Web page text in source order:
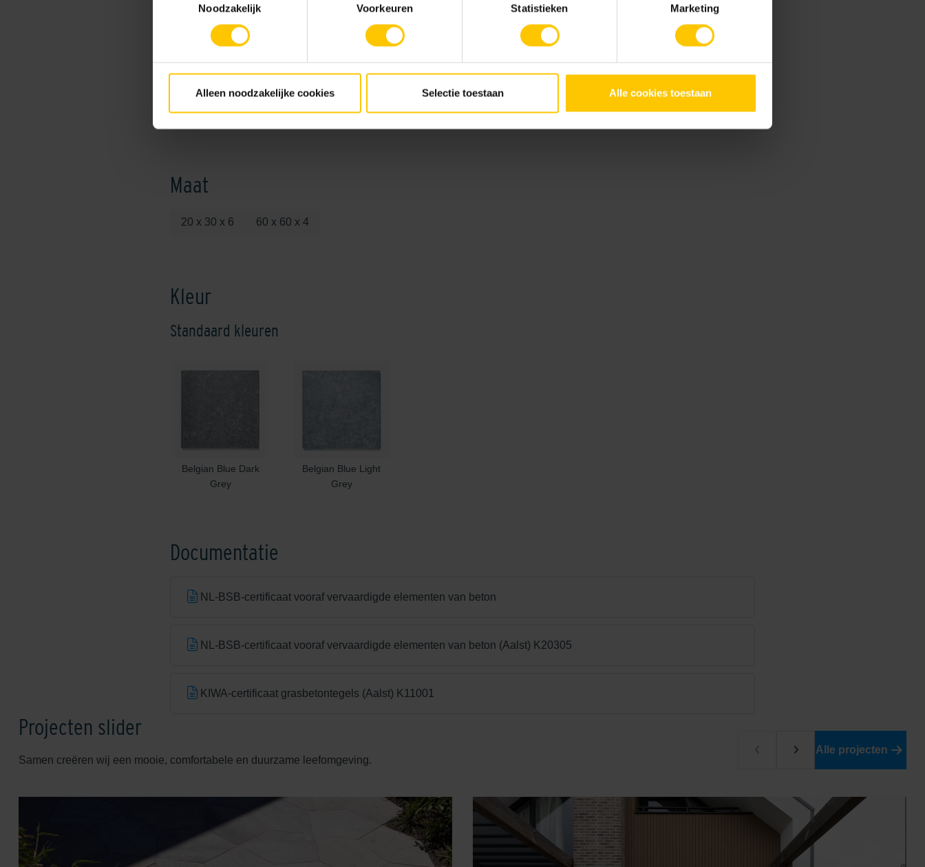
Noodzakelijk
Voorkeuren Statistieken Marketing
Alleen noodzakelijke cookies Selectie toestaan Alle cookies toestaan
Vlekbestendigheid:
verwerkingsadvies link: Advies voor je tuin
verwerkings advies GeoProArte
Kleurcode: 10509
Maat
20 x 30 x 6 60 x 60 x 4
Kleur
Standaard kleuren
Belgian Blue Dark
Grey
Belgian Blue Light
Grey
Documentatie
NL-BSB-certificaat vooraf vervaardigde elementen van beton
NL-BSB-certificaat vooraf vervaardigde elementen van beton (Aalst) K20305
KIWA-certificaat grasbetontegels (Aalst) K11001
Projecten slider
Samen creëren wij een mooie, comfortabele en duurzame leefomgeving.
Alle projecten